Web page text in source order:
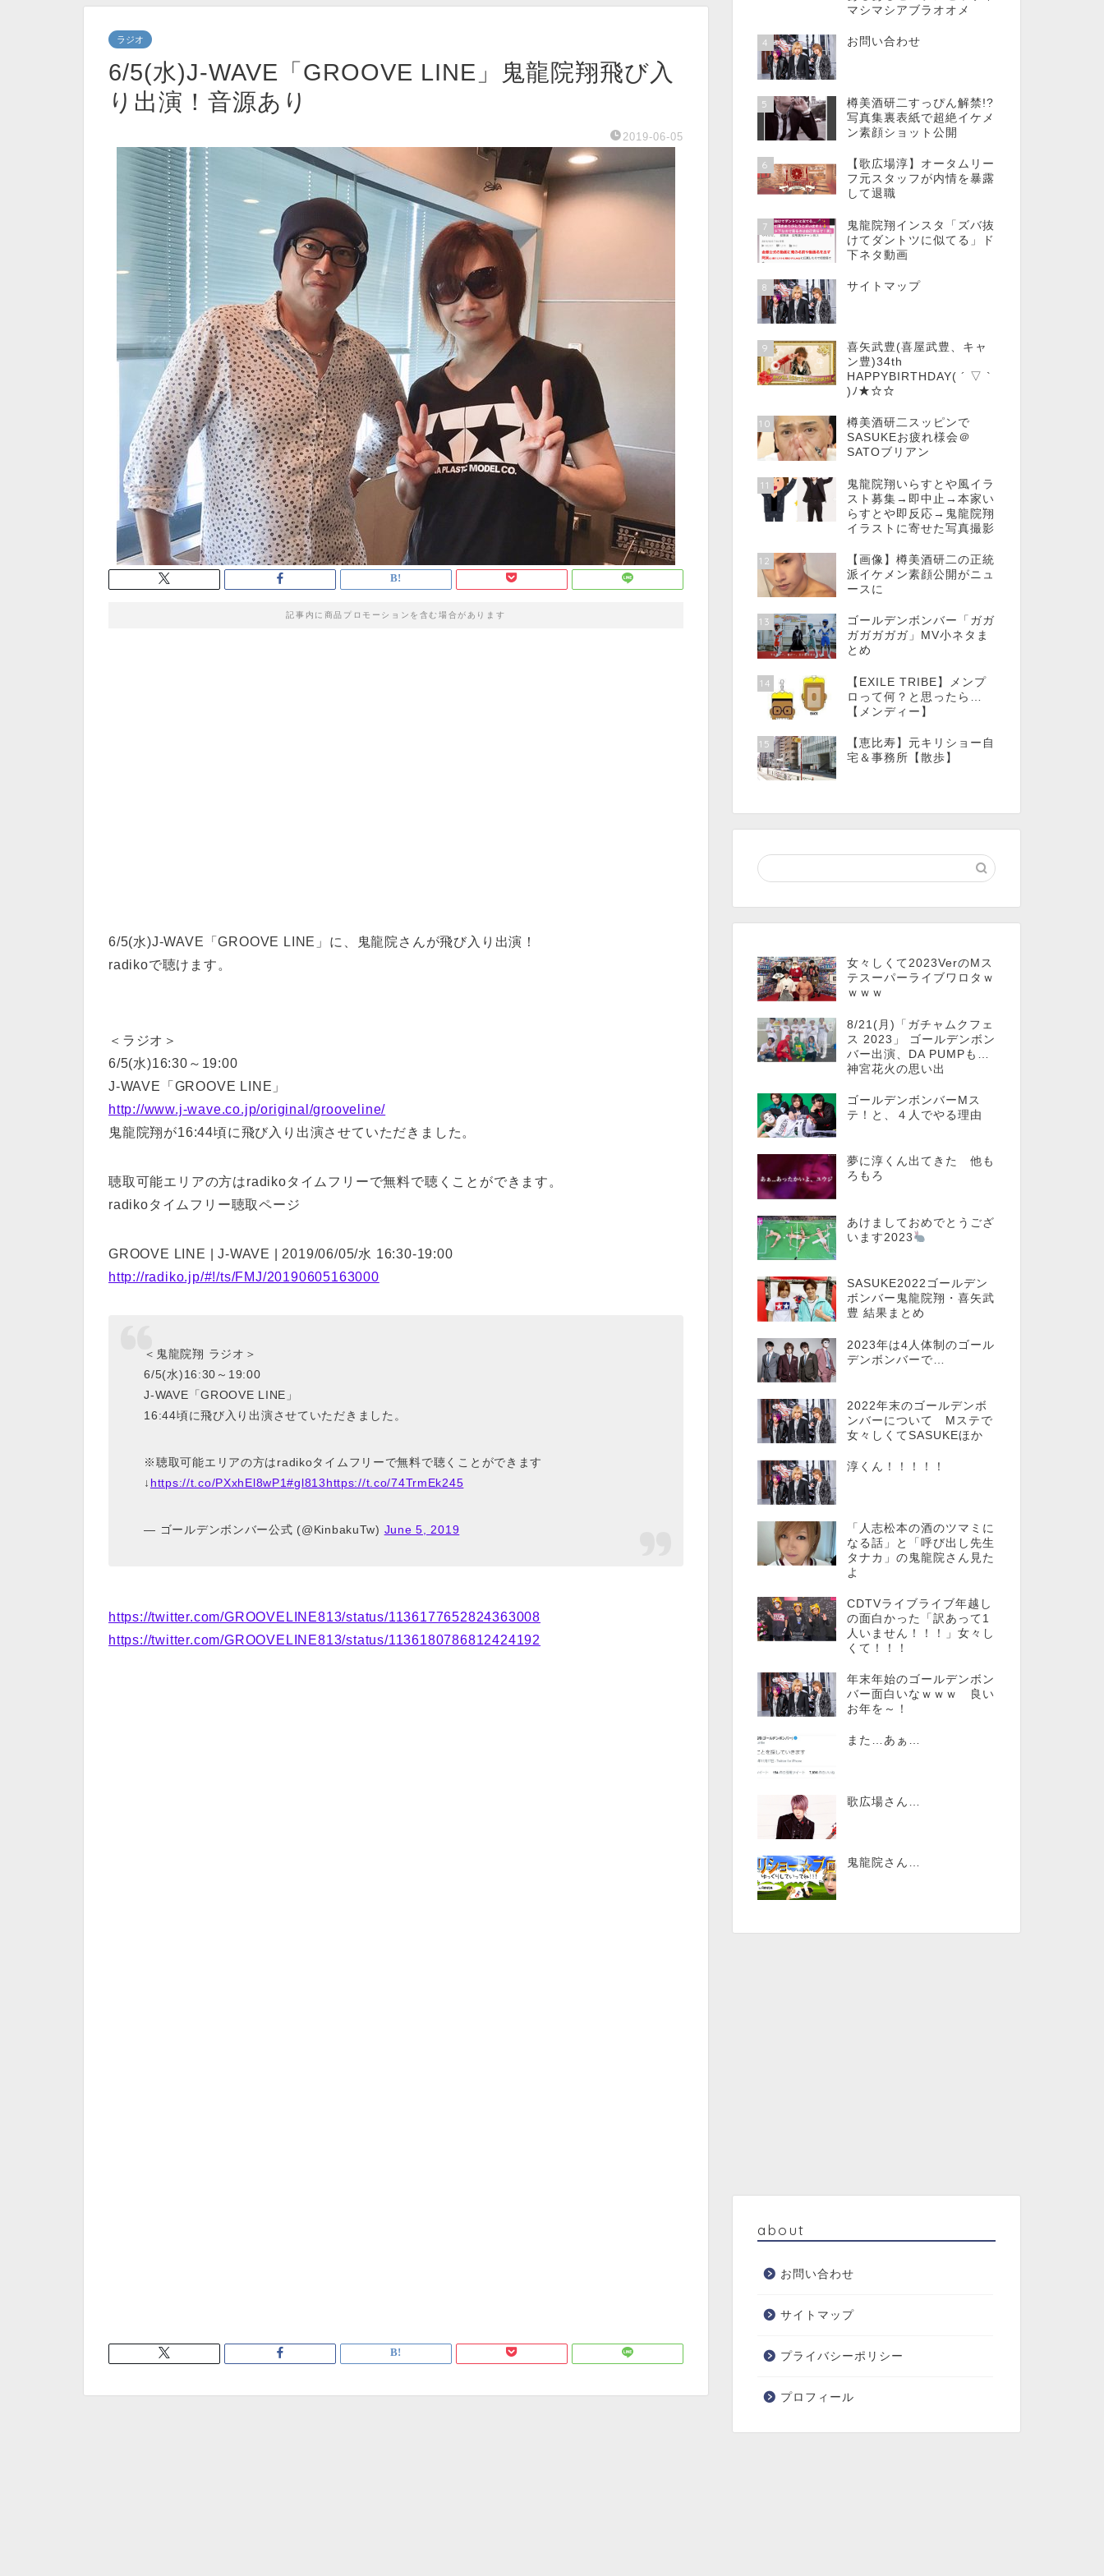
ラジオ
6/5(水)J-WAVE「GROOVE LINE」鬼龍院翔飛び入
り出演！音源あり
2019-06-05
記事内に商品プロモーションを含む場合があります
6/5(水)J-WAVE「GROOVE LINE」に、鬼龍院さんが飛び入り出演！
radikoで聴けます。
＜ラジオ＞
6/5(水)16:30～19:00
J-WAVE「GROOVE LINE」
http://www.j-wave.co.jp/original/grooveline/
鬼龍院翔が16:44頃に飛び入り出演させていただきました。
聴取可能エリアの方はradikoタイムフリーで無料で聴くことができます。
radikoタイムフリー聴取ページ
GROOVE LINE | J-WAVE | 2019/06/05/水 16:30-19:00
http://radiko.jp/#!/ts/FMJ/20190605163000
＜鬼龍院翔 ラジオ＞
6/5(水)16:30～19:00
J-WAVE「GROOVE LINE」
16:44頃に飛び入り出演させていただきました。
※聴取可能エリアの方はradikoタイムフリーで無料で聴くことができます
↓ https://t.co/PXxhEl8wP1#gl813https://t.co/74TrmEk245
— ゴールデンボンバー公式 (@KinbakuTw) June 5, 2019
https://twitter.com/GROOVELINE813/status/1136177652824363008
https://twitter.com/GROOVELINE813/status/1136180786812424192
マシマシアブラオオメ
4 お問い合わせ
5
樽美酒研二すっぴん解禁!?
写真集裏表紙で超絶イケメ
ン素顔ショット公開
6
【歌広場淳】オータムリー
フ元スタッフが内情を暴露
して退職
7
鬼龍院翔インスタ「ズバ抜
けてダントツに似てる」ド
下ネタ動画
8 サイトマップ
9
喜矢武豊(喜屋武豊、キャ
ン豊)34th
HAPPYBIRTHDAY( ´ ▽ `
)ﾉ★☆☆
10
樽美酒研二スッピンで
SASUKEお疲れ様会＠
SATOブリアン
11
鬼龍院翔いらすとや風イラ
スト募集→即中止→本家い
らすとや即反応→鬼龍院翔
イラストに寄せた写真撮影
12
【画像】樽美酒研二の正統
派イケメン素顔公開がニュ
ースに
13
ゴールデンボンバー「ガガ
ガガガガガ」MV小ネタま
とめ
14
【EXILE TRIBE】メンプ
ロって何？と思ったら…
【メンディー】
15
【恵比寿】元キリショー自
宅＆事務所【散歩】
女々しくて2023VerのMス
テスーパーライブワロタｗ
ｗｗｗ
8/21(月)「ガチャムクフェ
ス 2023」 ゴールデンボン
バー出演、DA PUMPも…
神宮花火の思い出
ゴールデンボンバーMス
テ！と、４人でやる理由
夢に淳くん出てきた 他も
ろもろ
あけましておめでとうござ
います2023
SASUKE2022ゴールデン
ボンバー鬼龍院翔・喜矢武
豊 結果まとめ
2023年は4人体制のゴール
デンボンバーで…
2022年末のゴールデンボ
ンバーについて Mステで
女々しくてSASUKEほか
淳くん！！！！！
「人志松本の酒のツマミに
なる話」と「呼び出し先生
タナカ」の鬼龍院さん見た
よ
CDTVライブライブ年越し
の面白かった「訳あって1
人いません！！！」女々し
くて！！！
年末年始のゴールデンボン
バー面白いなｗｗｗ 良い
お年を～！
また…あぁ…
歌広場さん…
鬼龍院さん…
about
お問い合わせ
サイトマップ
プライバシーポリシー
プロフィール